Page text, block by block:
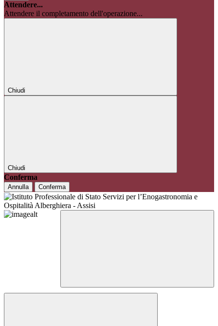
Attendere...
Attendere il completamento dell'operazione...
Chiudi
Chiudi
Conferma
Annulla Conferma